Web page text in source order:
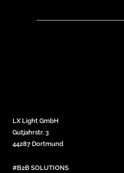
LX Light GmbH
Gutjahrstr. 3
44287 Dortmund
#B2B SOLUTIONS